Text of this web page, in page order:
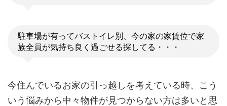
駐車場が有ってバストイレ別、今の家の家賃位で家
族全員が気持ち良く過ごせる探してる・・・
今住んでいるお家の引っ越しを考えている時、こう
いう悩みから中々物件が見つからない方は多いと思